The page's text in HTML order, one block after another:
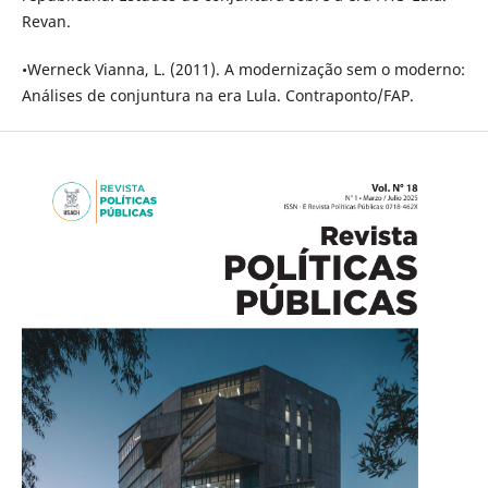
Revan.
•Werneck Vianna, L. (2011). A modernização sem o moderno:
Análises de conjuntura na era Lula. Contraponto/FAP.